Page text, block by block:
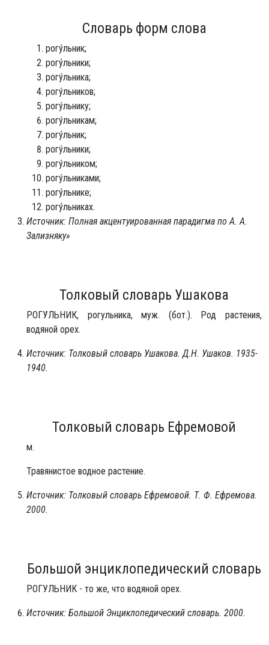
Словарь форм слова
рогу́льник;
рогу́льники;
рогу́льника;
рогу́льников;
рогу́льнику;
рогу́льникам;
рогу́льник;
рогу́льники;
рогу́льником;
рогу́льниками;
рогу́льнике;
рогу́льниках.
Источник: Полная акцентуированная парадигма по А. А.
Зализняку»
Толковый словарь Ушакова
РОГУ́ЛЬНИК, рогульника, муж. (бот.). Род растения,
водяной орех.
Источник: Толковый словарь Ушакова. Д.Н. Ушаков. 1935-
1940.
Толковый словарь Ефремовой
м.
Травянистое водное растение.
Источник: Толковый словарь Ефремовой. Т. Ф. Ефремова.
2000.
Большой энциклопедический словарь
РОГУЛЬНИК - то же, что водяной орех.
Источник: Большой Энциклопедический словарь. 2000.